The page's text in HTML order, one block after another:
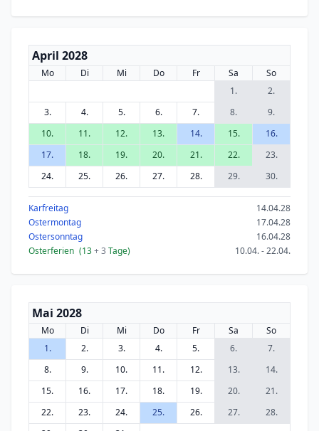
April 2028
Mo Di Mi Do Fr Sa
So
1.
2.
3.
4. 5. 6. 7. 8.
9.
10.
11. 12. 13. 14. 15.
16.
17.
18. 19. 20. 21. 22.
23.
24.
25. 26. 27. 28. 29. 30.
Karfreitag
14.04.28
Ostermontag
17.04.28
Ostersonntag
16.04.28
Osterferien (13+ 3 Tage) 10.04. - 22.04.
Mai 2028
Mo Di Mi Do Fr Sa
So
1.
2. 3. 4. 5. 6.
7.
8.
9. 10. 11. 12. 13.
14.
15.
16. 17. 18. 19. 20.
21.
22.
23. 24. 25. 26. 27.
28.